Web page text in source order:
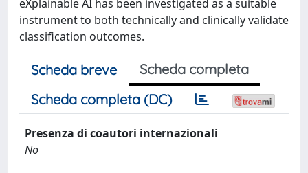
eXplainable AI has been investigated as a suitable
instrument to both technically and clinically validate
classification outcomes.
Scheda breve
Scheda completa
Scheda completa (DC)
Presenza di coautori internazionali
No